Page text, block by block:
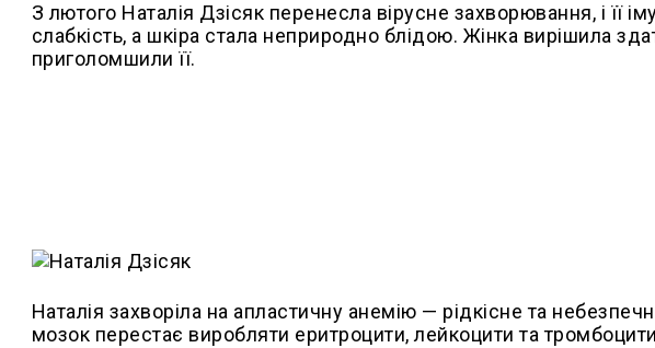
З лютого Наталія Дзісяк перенесла вірусне захворювання, і її
слабкість, а шкіра стала неприродно блідою. Жінка вирішила
приголомшили її.
Наталія захворіла на апластичну анемію — рідкісне та
мозок перестає виробляти еритроцити, лейкоцити та